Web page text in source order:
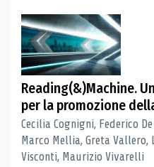
Reading(&)Machine.
per la promozione
Cecilia Cognigni, Federico
Marco Mellia, Greta Vallero,
Visconti, Maurizio Vivarelli